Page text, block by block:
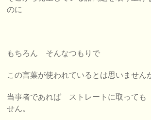
のに
もちろん そんなつもりで
この言葉が使われているとは思いません
当事者であれば ストレートに取って
せん。